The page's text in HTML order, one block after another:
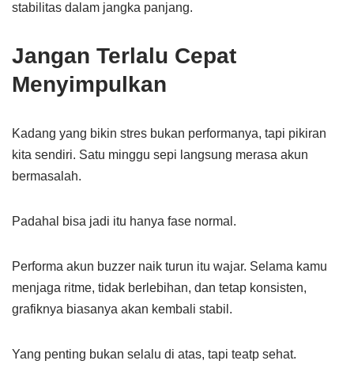
stabilitas dalam jangka panjang.
Jangan Terlalu Cepat
Menyimpulkan
Kadang yang bikin stres bukan performanya, tapi pikiran
kita sendiri. Satu minggu sepi langsung merasa akun
bermasalah.
Padahal bisa jadi itu hanya fase normal.
Performa akun buzzer naik turun itu wajar. Selama kamu
menjaga ritme, tidak berlebihan, dan tetap konsisten,
grafiknya biasanya akan kembali stabil.
Yang penting bukan selalu di atas, tapi teatp sehat.